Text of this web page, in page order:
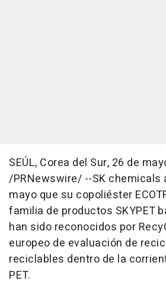
SEÚL, Corea del Sur, 26 de
/PRNewswire/ --SK chemicals
mayo que su copoliéster
familia de productos SKYPET
han sido reconocidos por
europeo de evaluación de
reciclables dentro de la
PET.